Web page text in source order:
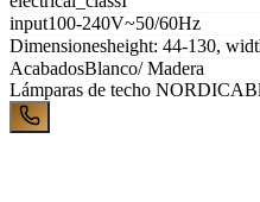
input100-240V~50/60Hz
Dimensionesheight: 44-130,
AcabadosBlanco/ Madera
Lámparas de techo NORDICA